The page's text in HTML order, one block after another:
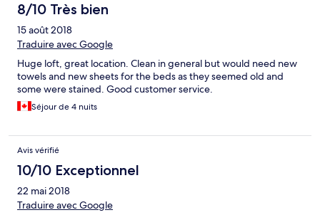
8/10 Très bien
15 août 2018
Traduire avec Google
Huge loft, great location. Clean in general but would need new
towels and new sheets for the beds as they seemed old and
some were stained. Good customer service.
Séjour de 4 nuits
Avis vérifié
10/10 Exceptionnel
22 mai 2018
Traduire avec Google